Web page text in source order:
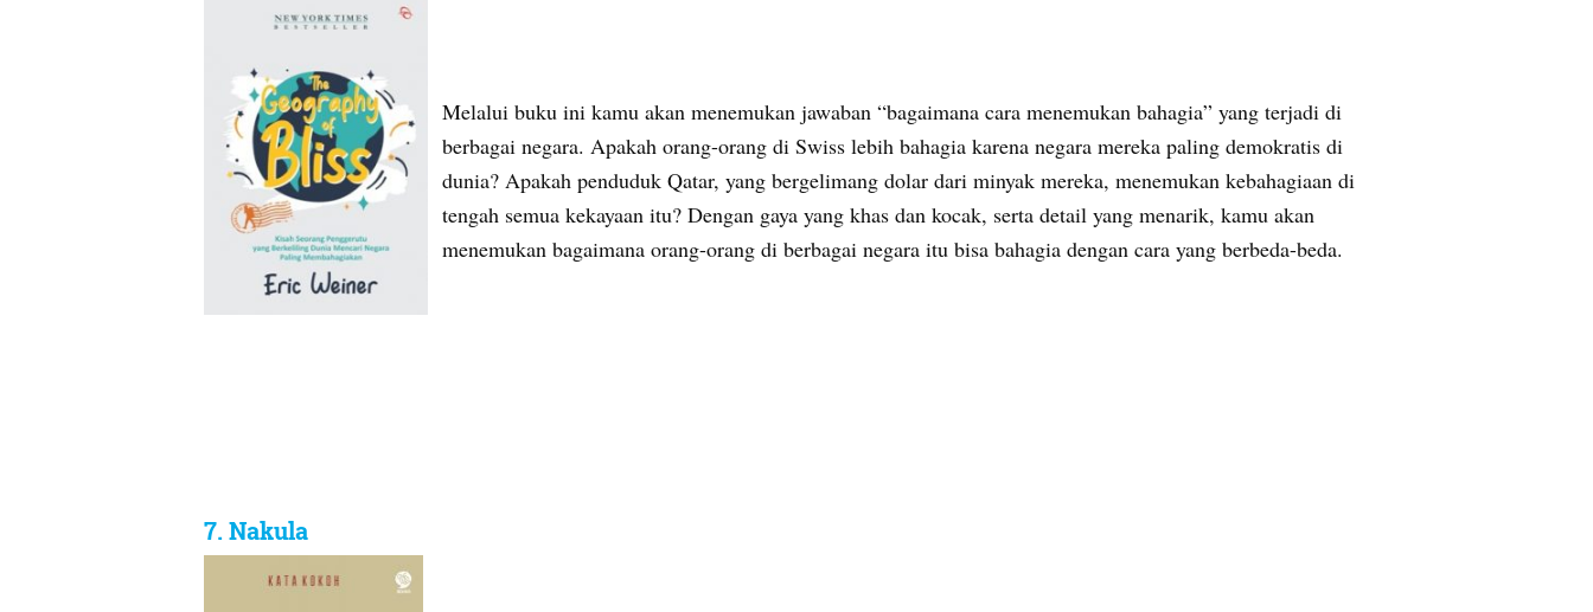
Melalui buku ini kamu akan menemukan jawaban “bagaimana cara menemukan bahagia” yang terjadi di
berbagai negara. Apakah orang-orang di Swiss lebih bahagia karena negara mereka paling demokratis di
dunia? Apakah penduduk Qatar, yang bergelimang dolar dari minyak mereka, menemukan kebahagiaan di
tengah semua kekayaan itu? Dengan gaya yang khas dan kocak, serta detail yang menarik, kamu akan
menemukan bagaimana orang-orang di berbagai negara itu bisa bahagia dengan cara yang berbeda-beda.
7. Nakula